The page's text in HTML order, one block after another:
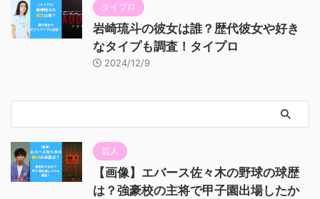
タイプロ
岩崎琉斗の彼女は誰？歴代彼女や好き
なタイプも調査！タイプロ
2024/12/9
芸人
【画像】エバース佐々木の野球の球歴
は？強豪校の主将で甲子園出場したか